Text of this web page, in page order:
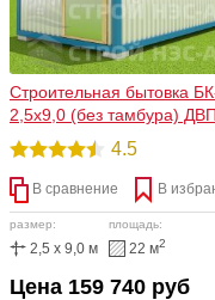
Строительная бытовка
2,5х9,0 (без тамбура) ДВП
4.5
В сравнение В
размер:
2,5 x 9,0 м
площадь:
22 м2
Цена 159 740 руб